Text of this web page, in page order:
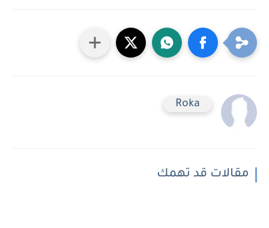
Roka
مقالات قد تهمك